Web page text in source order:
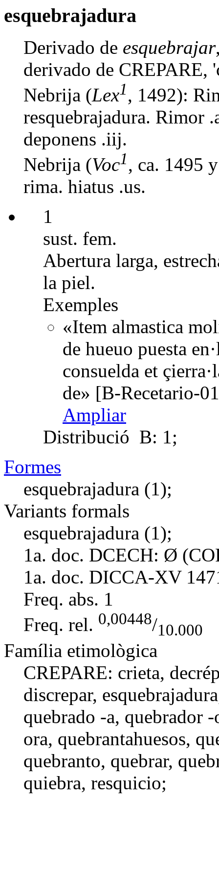
esquebrajadura
Derivado de esquebrajar
derivado de CREPARE,
Nebrija (Lex1, 1492):
resquebrajadura. Rimor
deponens .iij.
Nebrija (Voc1, ca. 1495
rima. hiatus .us.
1
sust. fem.
Abertura larga,
la piel.
Exemples
«Item almastica
de hueuo puesta
consuelda et
de» [B-Recetario-
Ampliar
Distribució B: 1;
Formes
esquebrajadura (1);
Variants formals
esquebrajadura (1);
1a. doc. DCECH: Ø
1a. doc. DICCA-XV
Freq. abs. 1
Freq. rel. 0,00448/10.000
Família etimològica
CREPARE: crieta,
discrepar, esquebrajadura
quebrado -a, quebrador -
ora, quebrantahuesos,
quebranto, quebrar,
quiebra, resquicio;